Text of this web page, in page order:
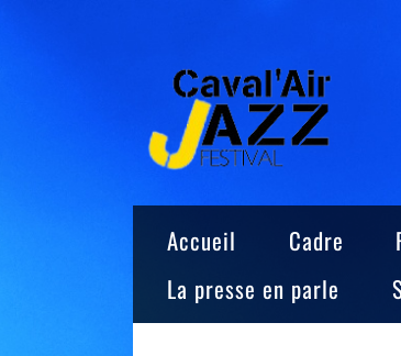
content
Accueil Cadre
La presse en parle